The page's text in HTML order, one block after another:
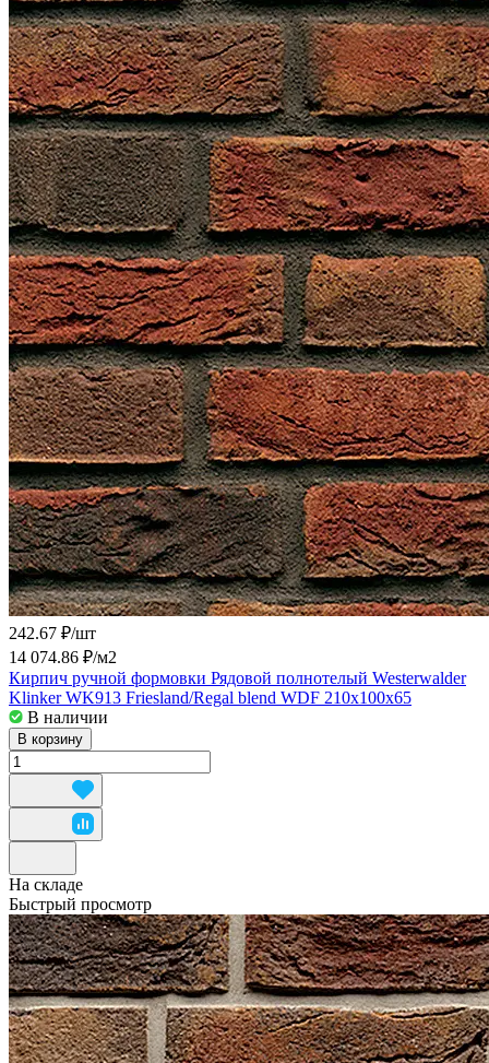
242.67 ₽/шт
14 074.86 ₽/м2
Кирпич ручной формовки Рядовой полнотелый Westerwalder
Klinker WK913 Friesland/Regal blend WDF 210x100x65
В наличии
В корзину
На складе
Быстрый просмотр